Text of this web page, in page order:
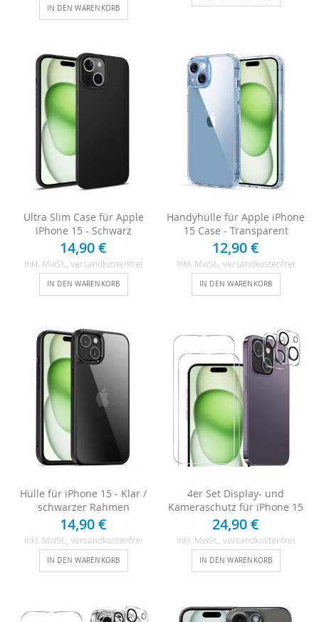
IN DEN WARENKORB
Ultra Slim Case für Apple
iPhone 15 - Schwarz
14,90 €
Inkl. MwSt., versandkostenfrei
IN DEN WARENKORB
Handyhülle für Apple iPhone
15 Case - Transparent
12,90 €
Inkl. MwSt., versandkostenfrei
IN DEN WARENKORB
Hülle für iPhone 15 - Klar /
schwarzer Rahmen
14,90 €
Inkl. MwSt. , versandkostenfrei
IN DEN WARENKORB
4er Set Display- und
Kameraschutz für iPhone 15
24,90 €
Inkl. MwSt. , versandkostenfrei
IN DEN WARENKORB